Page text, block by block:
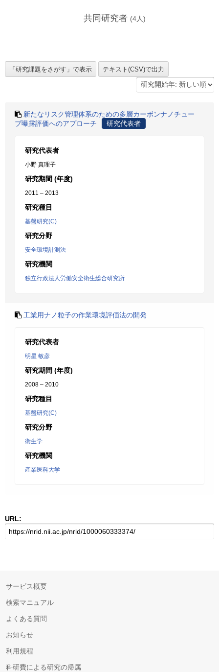
共同研究者 (4人)
新たなリスク管理体系のための多層カーボンナノチュー
ブ曝露評価へのアプローチ
研究代表者
研究代表者
小野 真理子
研究期間 (年度)
2011 – 2013
研究種目
基盤研究(C)
研究分野
安全環境計測法
研究機関
独立行政法人労働安全衛生総合研究所
工業用ナノ粒子の作業環境評価法の開発
研究代表者
明星 敏彦
研究期間 (年度)
2008 – 2010
研究種目
基盤研究(C)
研究分野
衛生学
研究機関
産業医科大学
URL:
サービス概要
検索マニュアル
よくある質問
お知らせ
利用規程
科研費による研究の帰属